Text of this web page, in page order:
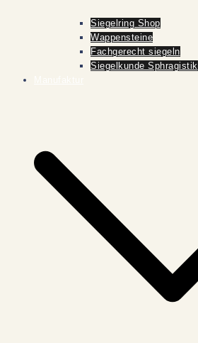
Siegelring Shop
Wappensteine
Fachgerecht siegeln
Siegelkunde Sphragistik